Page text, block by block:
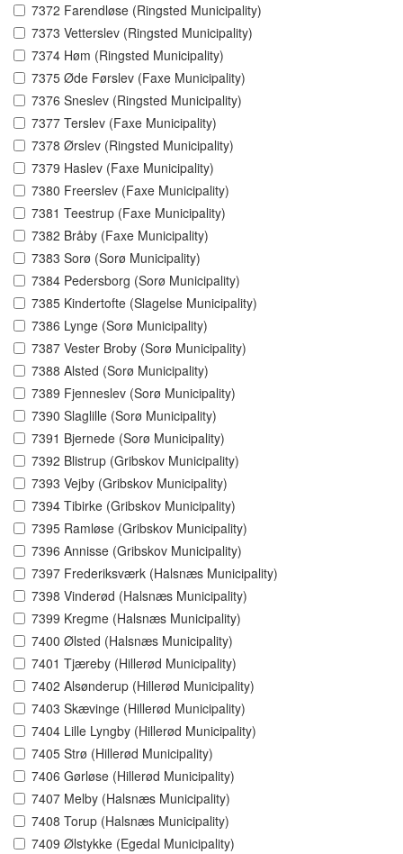
7372 Farendløse (Ringsted Municipality)
7373 Vetterslev (Ringsted Municipality)
7374 Høm (Ringsted Municipality)
7375 Øde Førslev (Faxe Municipality)
7376 Sneslev (Ringsted Municipality)
7377 Terslev (Faxe Municipality)
7378 Ørslev (Ringsted Municipality)
7379 Haslev (Faxe Municipality)
7380 Freerslev (Faxe Municipality)
7381 Teestrup (Faxe Municipality)
7382 Bråby (Faxe Municipality)
7383 Sorø (Sorø Municipality)
7384 Pedersborg (Sorø Municipality)
7385 Kindertofte (Slagelse Municipality)
7386 Lynge (Sorø Municipality)
7387 Vester Broby (Sorø Municipality)
7388 Alsted (Sorø Municipality)
7389 Fjenneslev (Sorø Municipality)
7390 Slaglille (Sorø Municipality)
7391 Bjernede (Sorø Municipality)
7392 Blistrup (Gribskov Municipality)
7393 Vejby (Gribskov Municipality)
7394 Tibirke (Gribskov Municipality)
7395 Ramløse (Gribskov Municipality)
7396 Annisse (Gribskov Municipality)
7397 Frederiksværk (Halsnæs Municipality)
7398 Vinderød (Halsnæs Municipality)
7399 Kregme (Halsnæs Municipality)
7400 Ølsted (Halsnæs Municipality)
7401 Tjæreby (Hillerød Municipality)
7402 Alsønderup (Hillerød Municipality)
7403 Skævinge (Hillerød Municipality)
7404 Lille Lyngby (Hillerød Municipality)
7405 Strø (Hillerød Municipality)
7406 Gørløse (Hillerød Municipality)
7407 Melby (Halsnæs Municipality)
7408 Torup (Halsnæs Municipality)
7409 Ølstykke (Egedal Municipality)